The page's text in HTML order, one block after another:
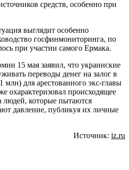
средств, особенно при
выглядит особенно
госфинмониторинга, по
при участии самого Ермака.
15 мая заявил, что украинские
переводы денег на залог в
млн) для арестованного экс-главы
охарактеризовал происходящее
людей, которые пытаются
давление, публикуя их личные
Источник: iz.ru